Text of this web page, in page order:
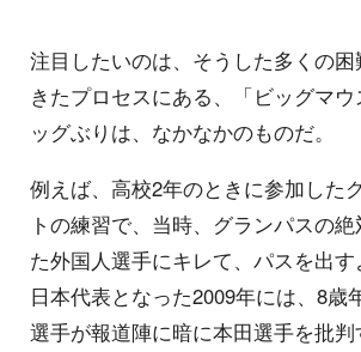
注目したいのは、そうした多くの
きたプロセスにある、「ビッグマ
ッグぶりは、なかなかのものだ。
例えば、高校2年のときに参加した
トの練習で、当時、グランパスの
た外国人選手にキレて、パスを出す
日本代表となった2009年には、8歳
選手が報道陣に暗に本田選手を批